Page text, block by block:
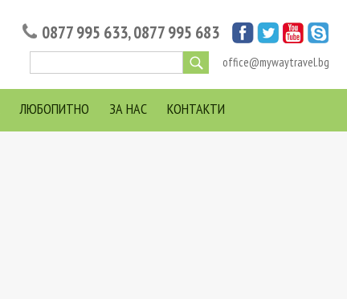
0877 995 633,0877 995 683
office@mywaytravel.bg
ЛЮБОПИТНО ЗА НАС КОНТАКТИ